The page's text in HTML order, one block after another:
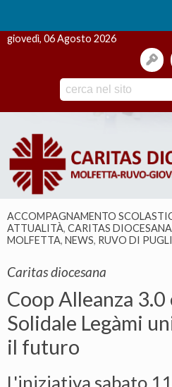
giovedì, 06 Agosto 2026
ACCOMPAGNAMENTO
ATTUALITÀ, CARITAS DIOCESANA
MOLFETTA, NEWS, RUVO DI
Caritas diocesana
Coop Alleanza
Solidale Legàmi
il futuro
L'iniziativa sabato